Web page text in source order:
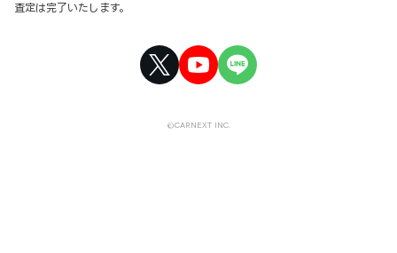
査定は完了いたします。
©CARNEXT INC.